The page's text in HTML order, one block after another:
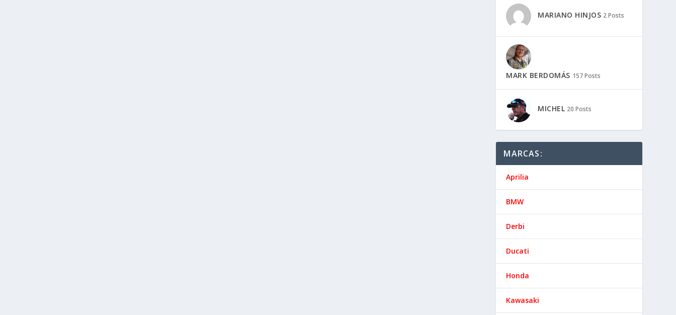
MARIANO HINJOS 2 Posts
MARK BERDOMÁS 157 Posts
MICHEL 20 Posts
MARCAS:
Aprilia
BMW
Derbi
Ducati
Honda
Kawasaki